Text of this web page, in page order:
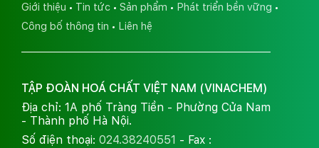
Giới thiệu Tin tức Sản phẩm
Phát triển bền vững
Công bố thông tin
Liên hệ
TẬP ĐOÀN HOÁ CHẤT VIỆT NAM (VINACHEM)
Địa chỉ: 1A phố Tràng Tiền - Phường Cửa Nam
- Thành phố Hà Nội.
Số điện thoại: 024.38240551 - Fax :